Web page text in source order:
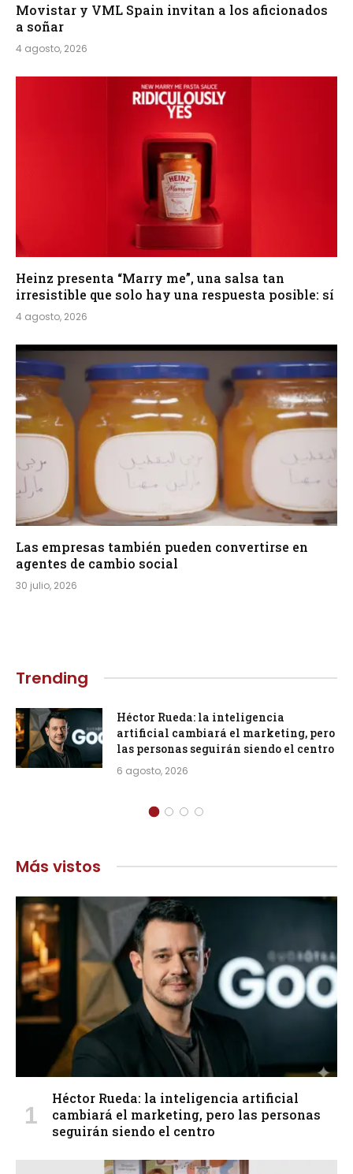
Movistar y VML Spain invitan a los aficionados
a soñar
4 agosto, 2026
Heinz presenta “Marry me”, una salsa tan
irresistible que solo hay una respuesta posible: sí
4 agosto, 2026
Las empresas también pueden convertirse en
agentes de cambio social
30 julio, 2026
Trending
Héctor Rueda: la inteligencia
artificial cambiará el marketing, pero
las personas seguirán siendo el centro
6 agosto, 2026
Más vistos
Héctor Rueda: la inteligencia artificial
cambiará el marketing, pero las personas
seguirán siendo el centro